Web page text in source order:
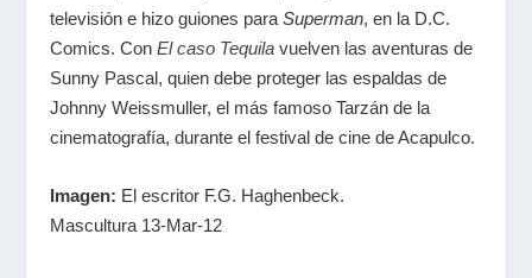
televisión e hizo guiones paraSuperman, en la D.C.
Comics. ConEl caso Tequilavuelven las aventuras de
Sunny Pascal, quien debe proteger las espaldas de
Johnny Weissmuller, el más famoso Tarzán de la
cinematografía, durante el festival de cine de Acapulco.
Imagen: El escritor F.G. Haghenbeck.
Mascultura 13-Mar-12